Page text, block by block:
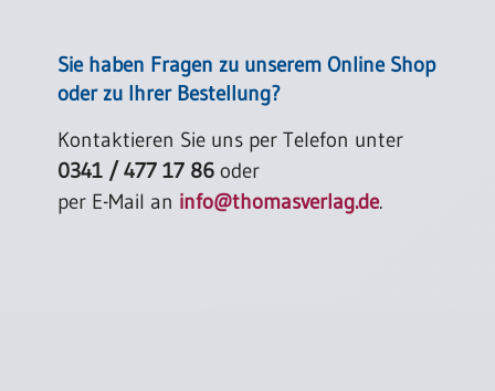
Sie haben Fragen zu unserem Online Shop
oder zu Ihrer Bestellung?
Kontaktieren Sie uns per Telefon unter
0341 / 477 17 86 oder
per E-Mail an info@thomasverlag.de.